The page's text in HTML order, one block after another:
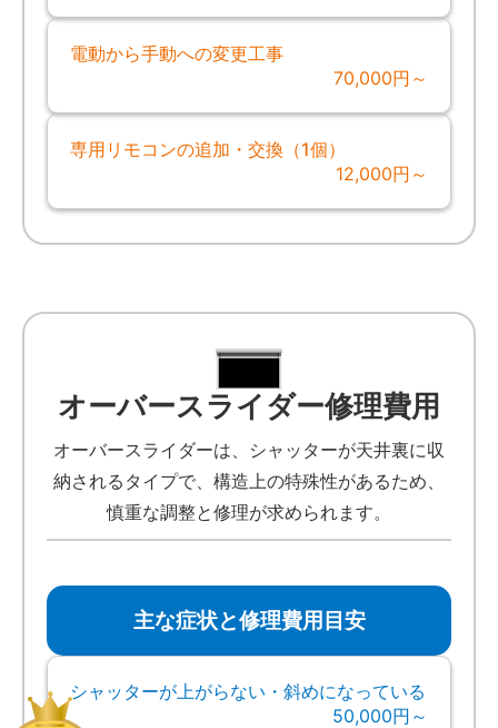
電動から手動への変更工事
70,000円～
専用リモコンの追加・交換（1個）
12,000円～
オーバースライダー修理費用
オーバースライダーは、シャッターが天井裏に収
納されるタイプで、構造上の特殊性があるため、
慎重な調整と修理が求められます。
主な症状と修理費用目安
シャッターが上がらない・斜めになっている
50,000円～